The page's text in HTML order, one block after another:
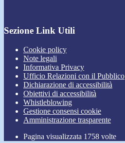
Sezione Link Utili
Cookie policy
Note legali
Informativa Privacy
Ufficio Relazioni con il Pubblico
Dichiarazione di accessibilità
Obiettivi di accessibilità
Whistleblowing
Gestione consensi cookie
Amministrazione trasparente
Pagina visualizzata 1758 volte